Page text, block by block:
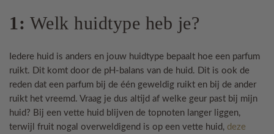
1: Welk huidtype heb je?
Iedere huid is anders en jouw huidtype bepaalt hoe een parfum
ruikt. Dit komt door de pH-balans van de huid. Dit is ook de
reden dat een parfum bij de één geweldig ruikt en bij de ander
ruikt het vreemd. Vraag je dus altijd af welke geur past bij mijn
huid? Bij een vette huid blijven de topnoten langer liggen,
terwijl fruit nogal overweldigend is op een vette huid, deze